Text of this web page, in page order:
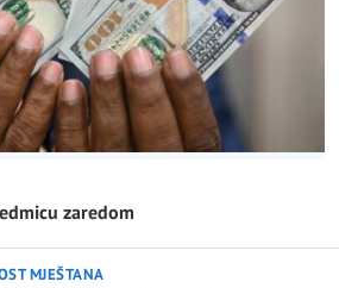
zaredom
MJEŠTANA